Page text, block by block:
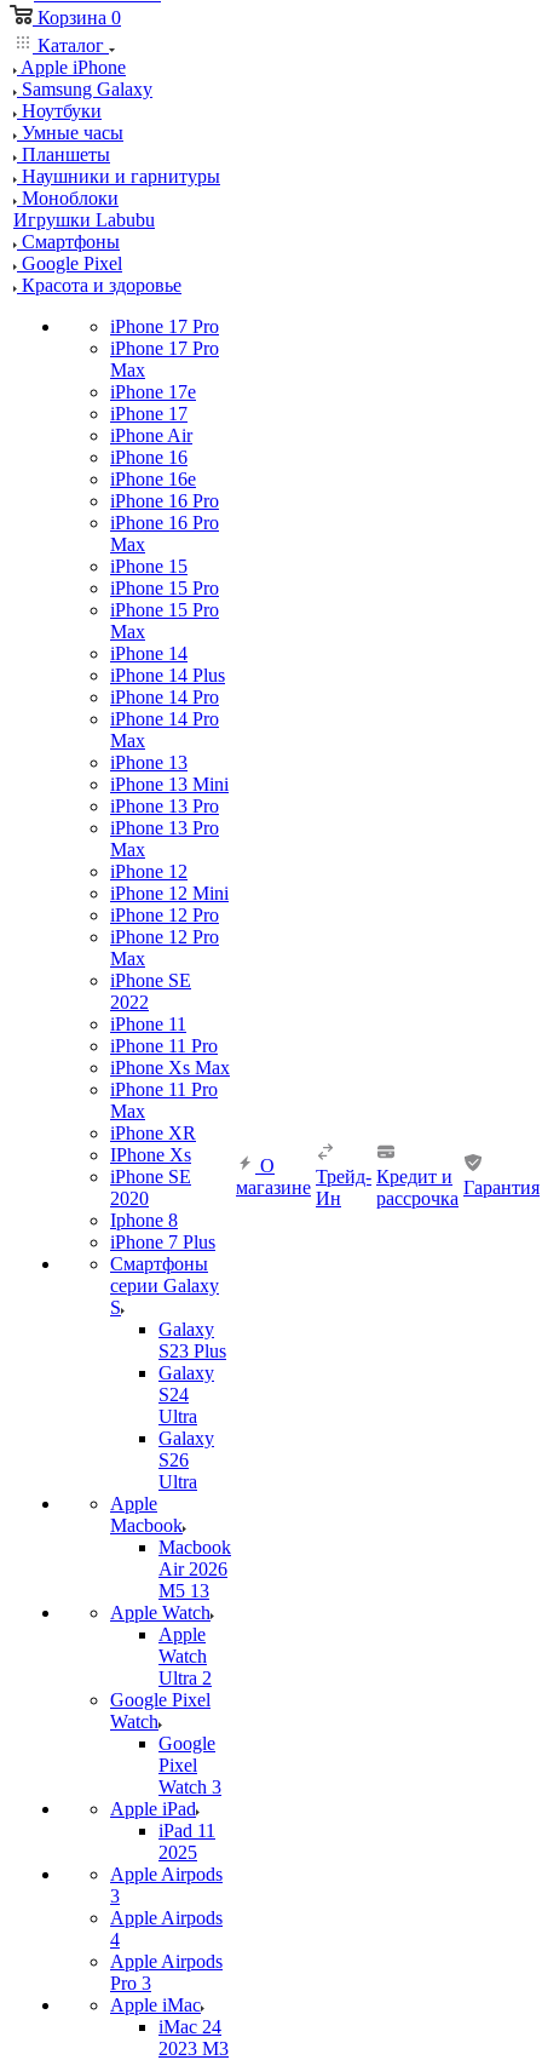
Корзина 0
Каталог
Apple iPhone
Samsung Galaxy
Ноутбуки
Умные часы
Планшеты
Наушники и гарнитуры
Моноблоки
Игрушки Labubu
Смартфоны
Google Pixel
Красота и здоровье
iPhone 17 Pro
iPhone 17 Pro
Max
iPhone 17e
iPhone 17
iPhone Air
iPhone 16
iPhone 16e
iPhone 16 Pro
iPhone 16 Pro
Max
iPhone 15
iPhone 15 Pro
iPhone 15 Pro
Max
iPhone 14
iPhone 14 Plus
iPhone 14 Pro
iPhone 14 Pro
Max
iPhone 13
iPhone 13 Mini
iPhone 13 Pro
iPhone 13 Pro
Max
iPhone 12
iPhone 12 Mini
iPhone 12 Pro
iPhone 12 Pro
Max
iPhone SE
2022
iPhone 11
iPhone 11 Pro
iPhone Xs Max
iPhone 11 Pro
Max
iPhone XR
IPhone Xs
iPhone SE
2020
Iphone 8
iPhone 7 Plus
Смартфоны
серии Galaxy
S
Galaxy
S23 Plus
Galaxy
S24
Ultra
Galaxy
S26
Ultra
Apple
Macbook
Macbook
Air 2026
M5 13
Apple Watch
Apple
Watch
Ultra 2
Google Pixel
Watch
Google
Pixel
Watch 3
Apple iPad
iPad 11
2025
Apple Airpods
3
Apple Airpods
4
Apple Airpods
Pro 3
Apple iMac
iMac 24
2023 M3
О
магазине
Трейд-
Ин
Кредит и
рассрочка
Гарантия